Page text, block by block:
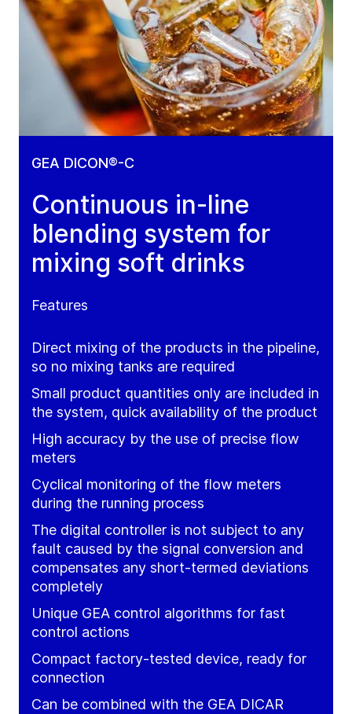
GEA DICON®-C
Continuous in-line
blending system for
mixing soft drinks
Features
Direct mixing of the products in the pipeline,
so no mixing tanks are required
Small product quantities only are included in
the system, quick availability of the product
High accuracy by the use of precise flow
meters
Cyclical monitoring of the flow meters
during the running process
The digital controller is not subject to any
fault caused by the signal conversion and
compensates any short-termed deviations
completely
Unique GEA control algorithms for fast
control actions
Compact factory-tested device, ready for
connection
Can be combined with the GEA DICAR